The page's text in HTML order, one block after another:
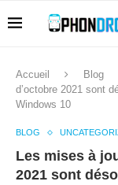
Accueil Blog
d’octobre 2021 sont
Windows 10
BLOG
Les mises à
2021 sont